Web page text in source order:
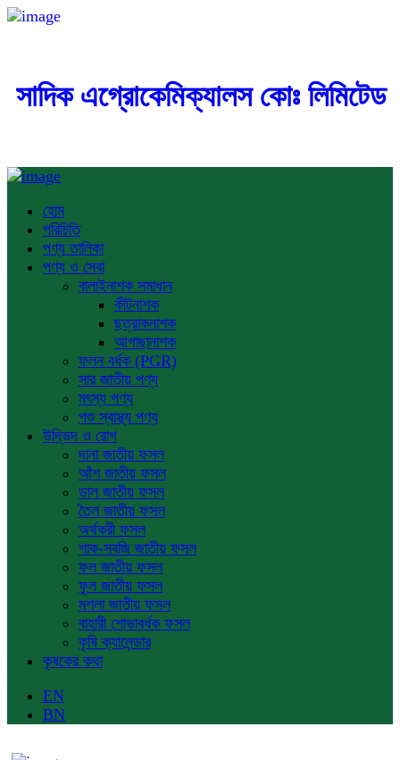
সাদিক এগ্রোকেমিক্যালস কোঃ লিমিটেড
হোম
পরিচিতি
পণ্য তালিকা
পণ্য ও সেবা
বালাইনাশক সমাধান
কীটনাশক
ছত্রাকনাশক
আগাছানাশক
ফলন বর্ধক (PGR)
সার জাতীয় পণ্য
মৎস্য পণ্য
পশু স্বাস্থ্য পণ্য
উদ্ভিদ ও রোগ
দানা জাতীয় ফসল
আঁশ জাতীয় ফসল
ডাল জাতীয় ফসল
তৈল জাতীয় ফসল
অর্থকরী ফসল
শাক-সবজি জাতীয় ফসল
ফল জাতীয় ফসল
ফুল জাতীয় ফসল
মশলা জাতীয় ফসল
বাহারী শোভাবর্ধক ফসল
কৃষি ক্যালেন্ডার
কৃষকের কথা
EN
BN